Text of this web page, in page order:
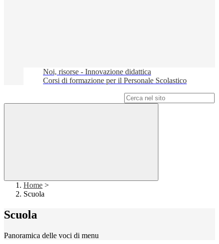
Noi, risorse - Innovazione didattica
Corsi di formazione per il Personale Scolastico
Home >
Scuola
Scuola
Panoramica delle voci di menu